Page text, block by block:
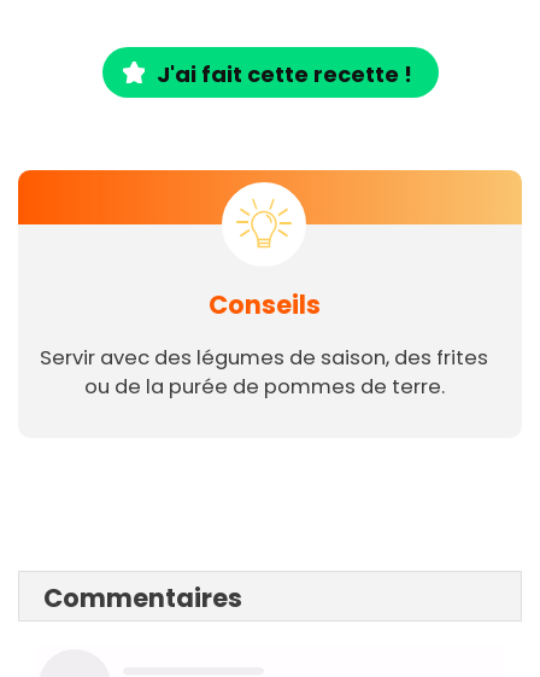
J'ai fait cette recette !
Conseils
Servir avec des légumes de saison, des frites
ou de la purée de pommes de terre.
Commentaires